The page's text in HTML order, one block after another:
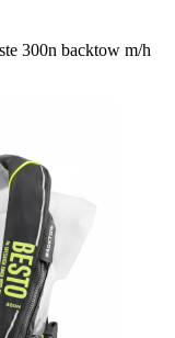
300n backtow m/h